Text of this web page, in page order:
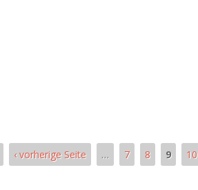
‹ vorherige Seite … 7 8 9 10